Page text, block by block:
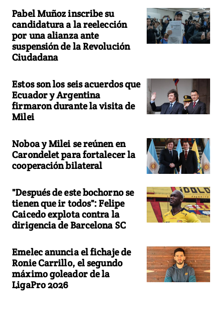
Pabel Muñoz inscribe su
candidatura a la reelección
por una alianza ante
suspensión de la Revolución
Ciudadana
Estos son los seis acuerdos que
Ecuador y Argentina
firmaron durante la visita de
Milei
Noboa y Milei se reúnen en
Carondelet para fortalecer la
cooperación bilateral
"Después de este bochorno se
tienen que ir todos": Felipe
Caicedo explota contra la
dirigencia de Barcelona SC
Emelec anuncia el fichaje de
Ronie Carrillo, el segundo
máximo goleador de la
LigaPro 2026